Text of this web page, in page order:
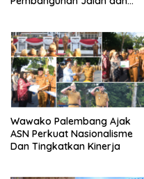
Wawako Palembang Ajak
ASN Perkuat Nasionalisme
Dan Tingkatkan Kinerja